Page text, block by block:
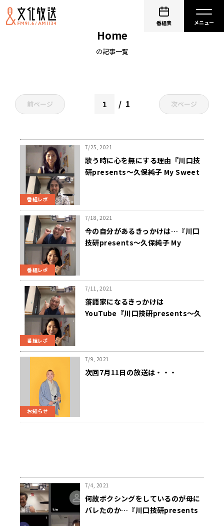
番組表
川口技研presents～久保純子 My Sweet
Home
の記事一覧
前ページ 1 次ページ
番組レポ
7/25, 2021
歌う時に心を無にする理由『川口技
研presents～久保純子 My Sweet
番組レポ
7/18, 2021
今の自分があるきっかけは…『川口
技研presents～久保純子 My
番組レポ
7/11, 2021
落語家になるきっかけは
YouTube『川口技研presents～久
お知らせ
7/9, 2021
次回7月11日の放送は・・・
7/4, 2021
何故ボクシングをしているのが母に
バレたのか…『川口技研presents